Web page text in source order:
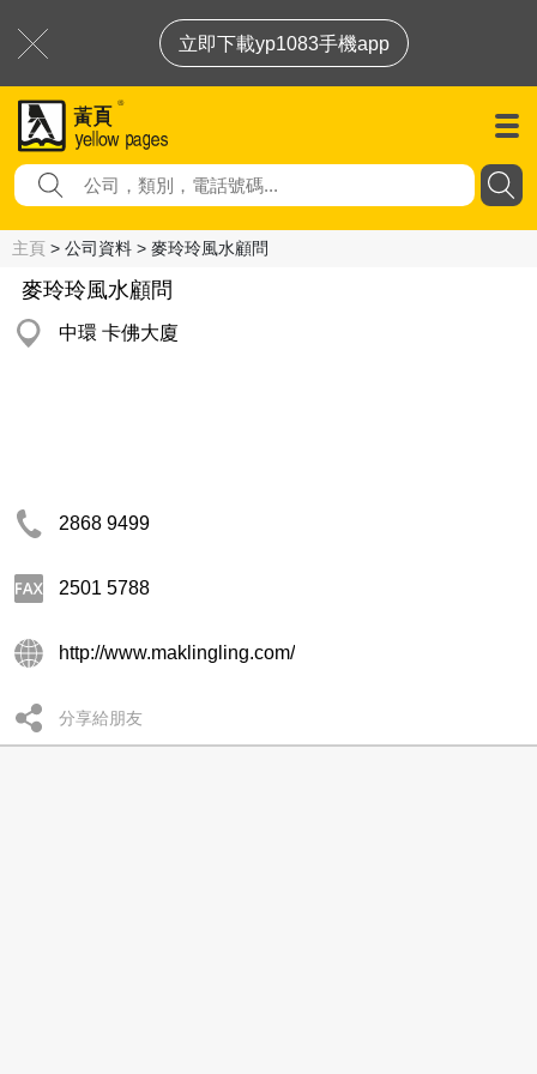
立即下載yp1083手機app
主頁 > 公司資料 > 麥玲玲風水顧問
麥玲玲風水顧問
中環 卡佛大廈
2868 9499
2501 5788
http://www.maklingling.com/
分享給朋友